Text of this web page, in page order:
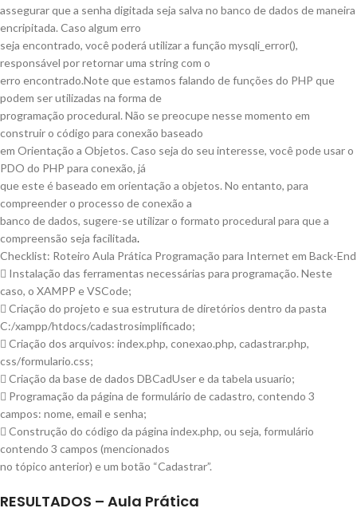
assegurar que a senha digitada seja salva no banco de dados de maneira
encripitada. Caso algum erro
seja encontrado, você poderá utilizar a função mysqli_error(),
responsável por retornar uma string com o
erro encontrado.Note que estamos falando de funções do PHP que
podem ser utilizadas na forma de
programação procedural. Não se preocupe nesse momento em
construir o código para conexão baseado
em Orientação a Objetos. Caso seja do seu interesse, você pode usar o
PDO do PHP para conexão, já
que este é baseado em orientação a objetos. No entanto, para
compreender o processo de conexão a
banco de dados, sugere-se utilizar o formato procedural para que a
compreensão seja facilitada.
Checklist: Roteiro Aula Prática Programação para Internet em Back-End
 Instalação das ferramentas necessárias para programação. Neste
caso, o XAMPP e VSCode;
 Criação do projeto e sua estrutura de diretórios dentro da pasta
C:/xampp/htdocs/cadastrosimplificado;
 Criação dos arquivos: index.php, conexao.php, cadastrar.php,
css/formulario.css;
 Criação da base de dados DBCadUser e da tabela usuario;
 Programação da página de formulário de cadastro, contendo 3
campos: nome, email e senha;
 Construção do código da página index.php, ou seja, formulário
contendo 3 campos (mencionados
no tópico anterior) e um botão “Cadastrar”.
RESULTADOS – Aula Prática